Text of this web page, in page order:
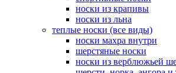
носки из крапивы
носки из льна
теплые носки (все виды)
носки махра внутри
шерстяные носки
носки из верблюжьей